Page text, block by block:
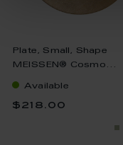
Plate, Small, Shape
MEISSEN® Cosmo...
Available
$218.00